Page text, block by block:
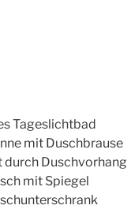
Tageslichtbad
mit Duschbrause
durch Duschvorhang
mit Spiegel